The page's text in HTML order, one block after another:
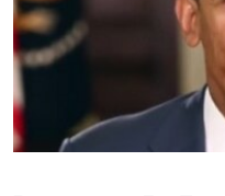
Learning English